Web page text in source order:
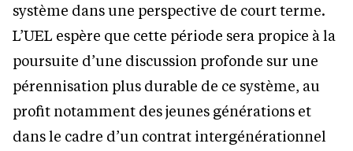
système dans une perspective de court terme.
L’UEL espère que cette période sera propice à la
poursuite d’une discussion profonde sur une
pérennisation plus durable de ce système, au
profit notamment des jeunes générations et
dans le cadre d’un contrat intergénérationnel